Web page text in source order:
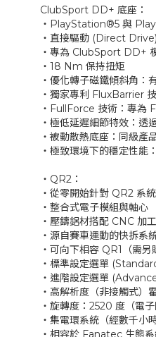
ClubSport DD+ 底座：
‧PlayStation®5 與
‧直接驅動 (Direct
‧專為 ClubSport DD+
‧18 Nm 保持扭矩
‧優化轉子磁鐵傾斜角
‧獨家專利 FluxBarrier
‧FullForce 技術：專為
‧極低延遲細節特效：透
‧被動散熱底座：同級產
‧極致環境下的穩定性能
‧QR2：
‧從零開始針對 QR2 系
‧整合式電子模組與軸心
‧壓鑄鋁材搭配 CNC 加
‧源自賽車運動的快拆系
‧可向下相容 QR1（需另
‧標準設定選單
‧進階設定選單
‧高解析度（非接觸式）
‧旋轉度：2520 度（電子
‧集電環系統（經數千小
‧相容於 Fanatec 生態系